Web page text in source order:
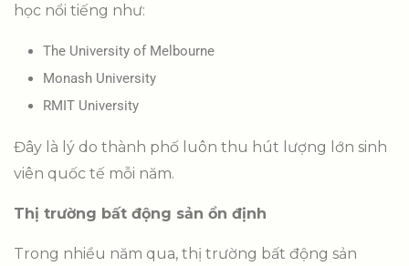
học nổi tiếng như:
The University of Melbourne
Monash University
RMIT University
Đây là lý do thành phố luôn thu hút lượng lớn sinh
viên quốc tế mỗi năm.
Thị trường bất động sản ổn định
Trong nhiều năm qua, thị trường bất động sản